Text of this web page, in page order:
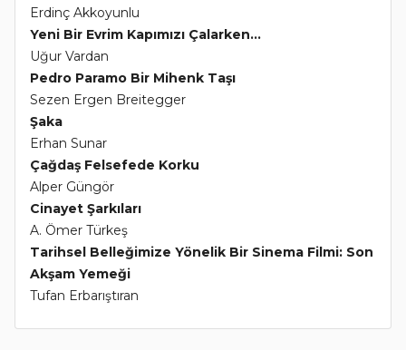
Erdinç Akkoyunlu
Yeni Bir Evrim Kapımızı Çalarken...
Uğur Vardan
Pedro Paramo Bir Mihenk Taşı
Sezen Ergen Breitegger
Şaka
Erhan Sunar
Çağdaş Felsefede Korku
Alper Güngör
Cinayet Şarkıları
A. Ömer Türkeş
Tarihsel Belleğimize Yönelik Bir Sinema Filmi: Son
Akşam Yemeği
Tufan Erbarıştıran